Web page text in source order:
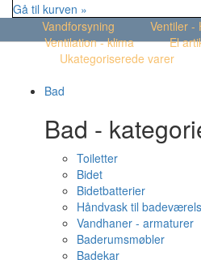
Gå til kurven »
Vandforsyning
Ventiler -
Ventilation - klima
El
Ukategoriserede varer
Bad
Bad -
Toiletter
Bidet
Bidetbatterier
Håndvask til
Vandhaner - armaturer
Baderumsmøbler
Badekar